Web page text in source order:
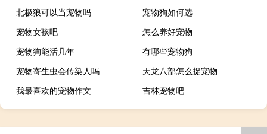
北极狼可以当宠物吗
宠物狗如何选
宠物女孩吧
怎么养好宠物
宠物狗能活几年
有哪些宠物狗
宠物寄生虫会传染人吗
天龙八部怎么捉宠物
我最喜欢的宠物作文
吉林宠物吧